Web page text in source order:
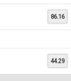
86.16
44.29